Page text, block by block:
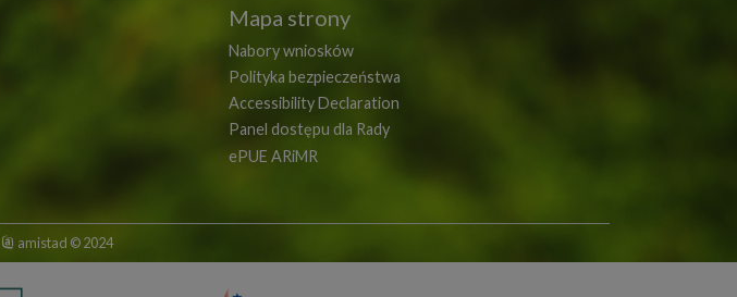
Mapa strony
Nabory wniosków
Polityka bezpieczeństwa
Accessibility Declaration
Panel dostępu dla Rady
ePUE ARiMR
amistad © 2024